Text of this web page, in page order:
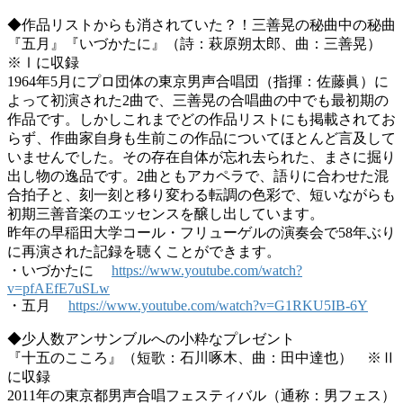
◆作品リストからも消されていた？！三善晃の秘曲中の秘曲
『五月』『いづかたに』（詩：萩原朔太郎、曲：三善晃）
※Ⅰに収録
1964年5月にプロ団体の東京男声合唱団（指揮：佐藤眞）に
よって初演された2曲で、三善晃の合唱曲の中でも最初期の
作品です。しかしこれまでどの作品リストにも掲載されてお
らず、作曲家自身も生前この作品についてほとんど言及して
いませんでした。その存在自体が忘れ去られた、まさに掘り
出し物の逸品です。2曲ともアカペラで、語りに合わせた混
合拍子と、刻一刻と移り変わる転調の色彩で、短いながらも
初期三善音楽のエッセンスを醸し出しています。
昨年の早稲田大学コール・フリューゲルの演奏会で58年ぶり
に再演された記録を聴くことができます。
・いづかたに https://www.youtube.com/watch?
v=pfAEfE7uSLw
・五月 https://www.youtube.com/watch?v=G1RKU5IB-6Y
◆少人数アンサンブルへの小粋なプレゼント
『十五のこころ』（短歌：石川啄木、曲：田中達也） ※Ⅱ
に収録
2011年の東京都男声合唱フェスティバル（通称：男フェス）